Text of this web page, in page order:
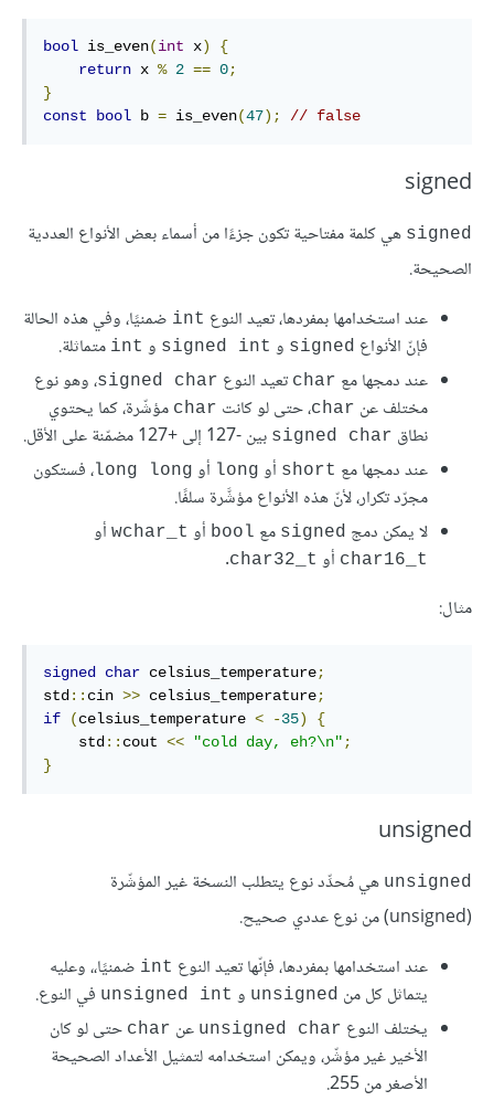
bool is_even(int x)
{
return x % 2 == 0;
}
const
bool b = is_even(47); // false
signed
signed هي كلمة مفتاحية تكون جزءًا من أسماء بعض الأنواع العددية
الصحيحة.
عند استخدامها بمفردها، تعيد النوع ‎int‎ ضمنيًا، وفي هذه الحالة
فإنّ الأنواع ‎signed‎ و ‎signed int‎ و ‎int‎ متماثلة.
عند دمجها مع ‎char‎ تعيد النوع ‎signed char‎، وهو نوع
مختلف عن ‎char‎، حتى لو كانت ‎char‎ مؤشّرة، كما يحتوي
نطاق ‎signed char‎ بين -127 إلى +127 مضمّنة على الأقل.
عند دمجها مع ‎short‎ أو ‎long‎ أو ‎long long‎، فستكون
مجرّد تكرار، لأنّ هذه الأنواع مؤشَّرة سلفًا.
لا يمكن دمج ‎signed‎ مع ‎bool‎ أو ‎wchar_t‎ أو
‎char16_t‎ أو ‎char32_t‎
.
مثال:
signed char celsius_temperature;
std:: cin >> celsius_temperature;
if
(celsius_temperature < -35)
{
    std
:: cout << "cold day, eh?\n" ;
}
unsigned
unsigned هي مُحدِّد نوع يتطلب النسخة غير المؤشّرة
(unsigned) من نوع عددي صحيح.
عند استخدامها بمفردها، فإنّها تعيد النوع ‎int‎ ضمنيًا،، وعليه
يتماثل كل من ‎unsigned‎ و ‎unsigned int‎ في النوع.
يختلف النوع ‎unsigned char‎ عن ‎char‎ حتى لو كان
الأخير غير مؤشّر، ويمكن استخدامه لتمثيل الأعداد الصحيحة
الأصغر من 255.